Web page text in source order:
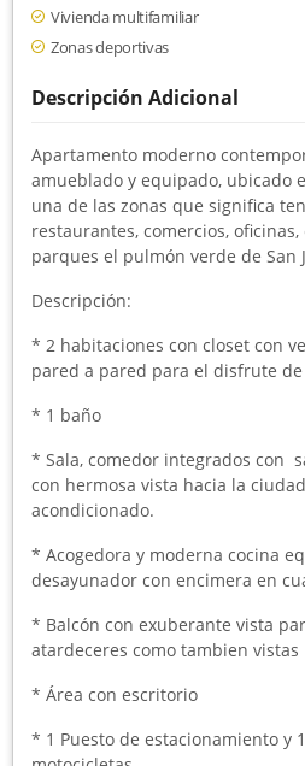
Vivienda multifamiliar
Zonas deportivas
Descripción Adicional
Apartamento moderno
amueblado y equipado, ubicado
una de las zonas que significa
restaurantes, comercios,
parques el pulmón verde de San
Descripción:
* 2 habitaciones con closet con
pared a pared para el disfrute
* 1 baño
* Sala, comedor integrados con
con hermosa vista hacia la
acondicionado.
* Acogedora y moderna cocina
desayunador con encimera en
* Balcón con exuberante vista
atardeceres como tambien
* Área con escritorio
* 1 Puesto de estacionamiento y